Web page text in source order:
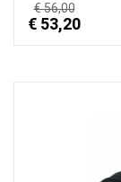
€ 56,00
€ 53,20